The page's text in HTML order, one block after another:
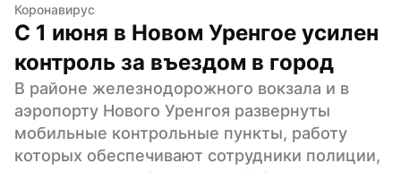
Коронавирус
С 1 июня в Новом Уренгое усилен
контроль за въездом в город
В районе железнодорожного вокзала и в
аэропорту Нового Уренгоя развернуты
мобильные контрольные пункты, работу
которых обеспечивают сотрудники полиции,